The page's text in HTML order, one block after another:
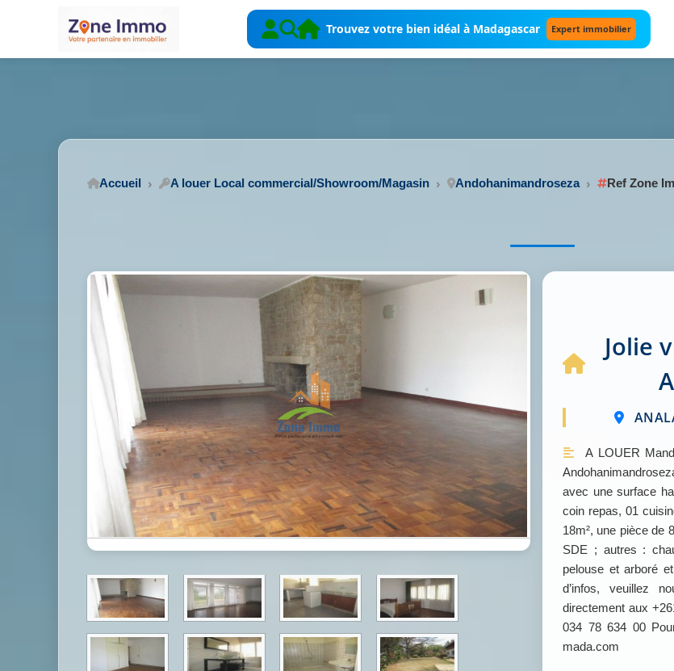
Trouvez votre bien idéal à Madagascar Expert immobilier
Accueil A louer Local commercial/Showroom/Magasin Andohanimandroseza Ref Zone
Jolie
A LOUER
avec une surface
coin repas, 01
18m², une pièce de
SDE ; autres :
pelouse et arboré
d’infos, veuillez
directement aux
034 78 634 00
mada.com